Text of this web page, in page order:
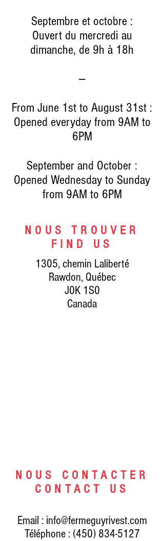
Septembre et octobre :
Ouvert du mercredi au
dimanche, de 9h à 18h
---
From June 1st to August 31st :
Opened everyday from 9AM to
6PM
September and October :
Opened Wednesday to Sunday
from 9AM to 6PM
NOUS TROUVER
FIND US
1305, chemin Laliberté
Rawdon, Québec
J0K 1S0
Canada
NOUS CONTACTER
CONTACT US
Email : info@fermeguyrivest.com
Téléphone : (450) 834-5127